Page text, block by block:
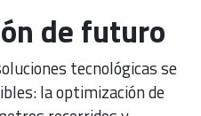
de futuro
tecnológicas se
la optimización de